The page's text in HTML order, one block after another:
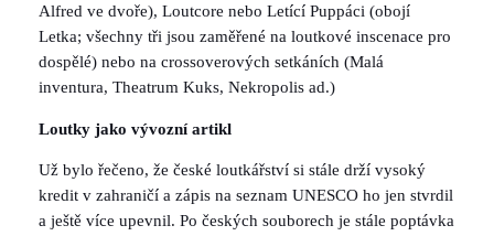
Alfred ve dvoře), Loutcore nebo Letící Puppáci (obojí
Letka; všechny tři jsou zaměřené na loutkové inscenace pro
dospělé) nebo na crossoverových setkáních (Malá
inventura, Theatrum Kuks, Nekropolis ad.)
Loutky jako vývozní artikl
Už bylo řečeno, že české loutkářství si stále drží vysoký
kredit v zahraničí a zápis na seznam UNESCO ho jen stvrdil
a ještě více upevnil. Po českých souborech je stále poptávka